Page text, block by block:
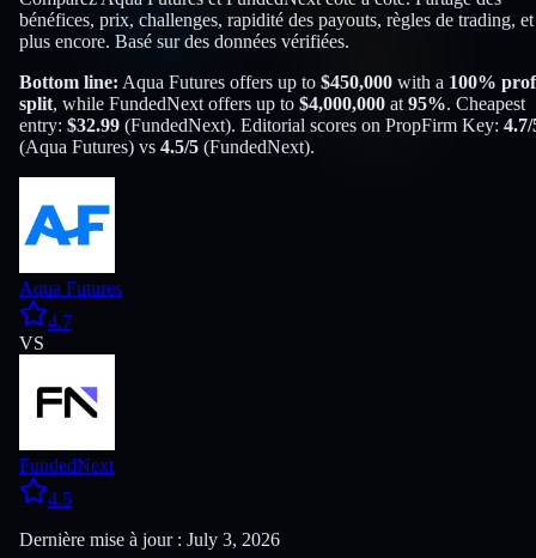
bénéfices, prix, challenges, rapidité des payouts, règles de trading, et
plus encore. Basé sur des données vérifiées.
Bottom line: Aqua Futures offers up to $450,000 with a 100%
split, while FundedNext offers up to $4,000,000 at 95%. Cheapest
entry: $32.99 (FundedNext). Editorial scores on PropFirm Key: 4.7/
(Aqua Futures) vs 4.5/5 (FundedNext).
Aqua Futures
4.7
VS
FundedNext
4.5
Dernière mise à jour : July 3, 2026